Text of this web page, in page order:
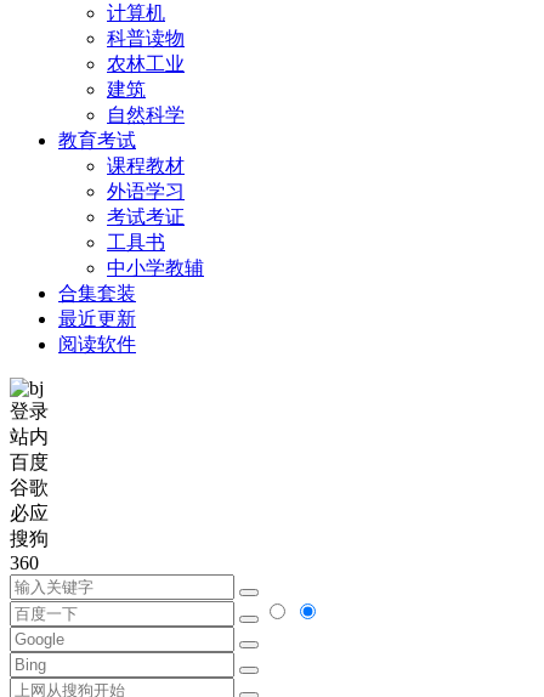
计算机
科普读物
农林工业
建筑
自然科学
教育考试
课程教材
外语学习
考试考证
工具书
中小学教辅
合集套装
最近更新
阅读软件
登录
站内
百度
谷歌
必应
搜狗
360